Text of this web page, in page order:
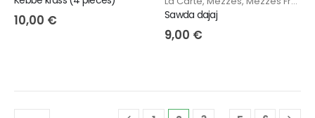
10,00 € Sawda dajaj
9,00 €